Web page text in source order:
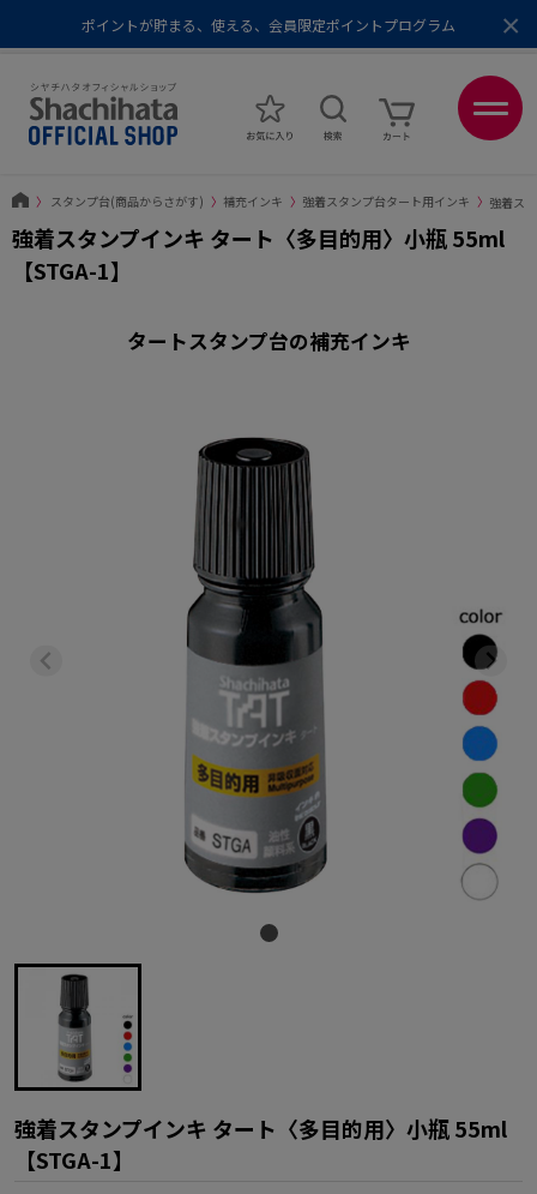
ポイントが貯まる、使える、会員限定ポイントプログラム
メール便1,500円以上 / 宅配便3,500円以上のお買い物で送料無料
あなたに最適なスタンプをシヤチハタがレコメンド
〉 スタンプ台(商品からさがす) 〉 補充インキ 〉 強着スタンプ台タート用インキ 〉 強着ス
強着スタンプインキ タート〈多目的用〉小瓶 55ml
【STGA-1】
×
タートスタンプ台の補充インキ
強着スタンプインキ タート〈多目的用〉小瓶 55ml
【STGA-1】